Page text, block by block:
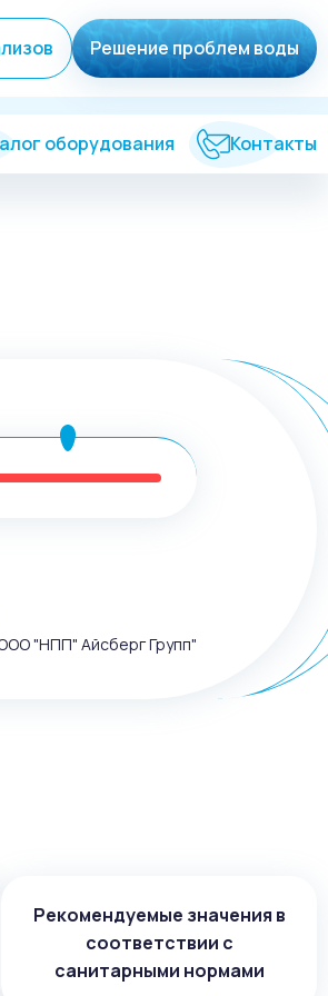
Решение проблем воды
оборудования Контакты
"НПП" Айсберг Групп"
Рекомендуемые значения в
соответствии с
санитарными нормами